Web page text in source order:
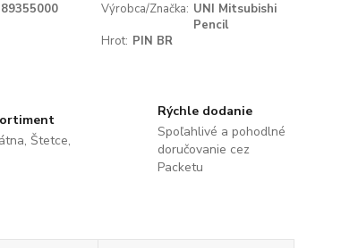
Výrobca/Značka: UNI Mitsubishi
Pencil
Hrot: PIN BR
Štetce,
Rýchle dodanie
Spoľahlivé a pohodlné
doručovanie cez
Packetu